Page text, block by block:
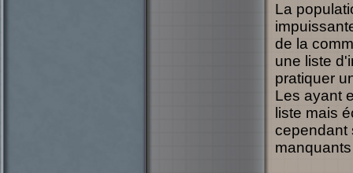
La
de la
une liste
pratiquer
Les ayant
liste mais
cependant